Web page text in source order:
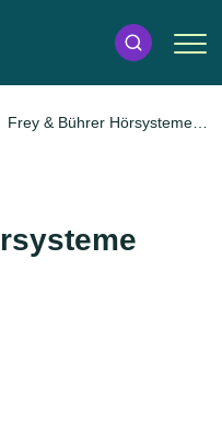
Frey & Bührer Hörsysteme